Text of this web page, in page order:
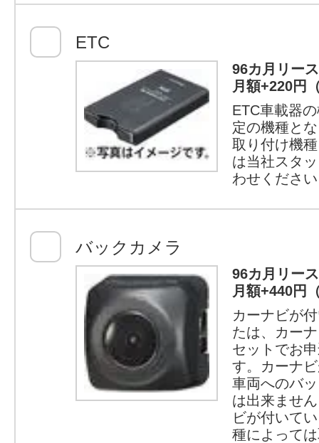
ETC
96カ月リー
月額+220円
ETC車載器
定の機種と
取り付け機
は当社スタ
わせくださ
バックカメラ
96カ月リー
月額+440円
カーナビが
たは、カー
セットでお
す。カーナ
車両へのバ
は出来ませ
ビが付いて
種によって